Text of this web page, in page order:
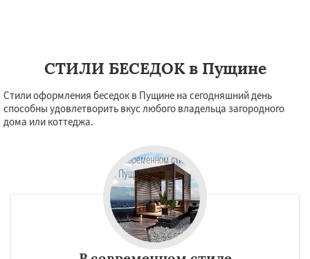
СТИЛИ БЕСЕДОК в Пущине
Стили оформления беседок в Пущине на сегодняшний день
способны удовлетворить вкус любого владельца загородного
дома или коттеджа.